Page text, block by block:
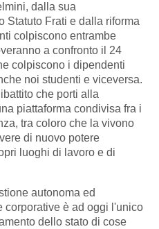
dalla sua
Statuto Frati e dalla riforma
colpiscono entrambe
a confronto il 24
colpiscono i dipendenti
noi studenti e viceversa.
che porti alla
piattaforma condivisa fra i
tra coloro che la vivono
di nuovo potere
luoghi di lavoro e di
autonoma ed
corporative è ad oggi l'unico
dello stato di cose